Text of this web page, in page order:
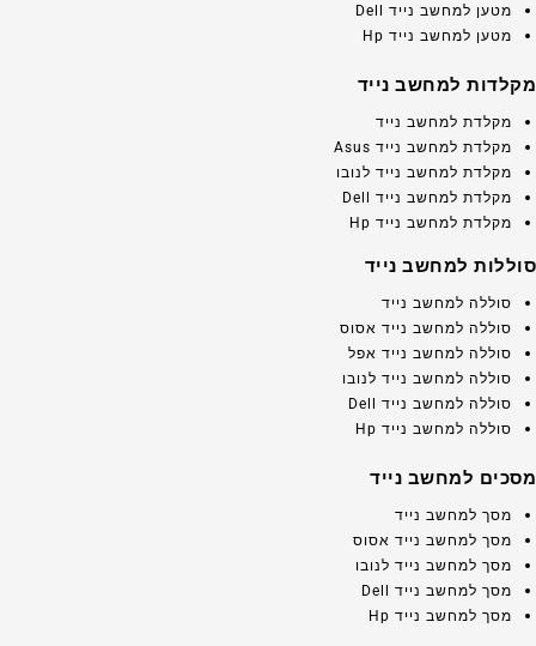
מטען למחשב נייד Dell
מטען למחשב נייד Hp
מקלדות למחשב נייד
מקלדת למחשב נייד
מקלדת למחשב נייד Asus
מקלדת למחשב נייד לנובו
מקלדת למחשב נייד Dell
מקלדת למחשב נייד Hp
סוללות למחשב נייד
סוללה למחשב נייד
סוללה למחשב נייד אסוס
סוללה למחשב נייד אפל
סוללה למחשב נייד לנובו
סוללה למחשב נייד Dell
סוללה למחשב נייד Hp
מסכים למחשב נייד
מסך למחשב נייד
מסך למחשב נייד אסוס
מסך למחשב נייד לנובו
מסך למחשב נייד Dell
מסך למחשב נייד Hp